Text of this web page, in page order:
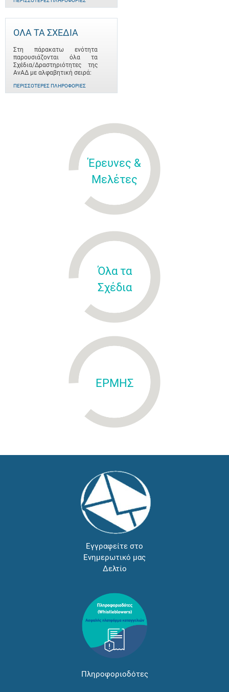
ΟΛΑ ΤΑ ΣΧΕΔΙΑ
Στη πάρακατω ενότητα
παρουσιάζονται όλα τα
Σχέδια/Δραστηριότητες της
ΑνΑΔ με αλφαβητική σειρά:
ΠΕΡΙΣΣΌΤΕΡΕΣ ΠΛΗΡΟΦΟΡΊΕΣ
Έρευνες &
Μελέτες
Όλα τα
Σχέδια
ΕΡΜΗΣ
Εγγραφείτε στο
Ενημερωτικό μας
Δελτίο
Πληροφοριοδότες